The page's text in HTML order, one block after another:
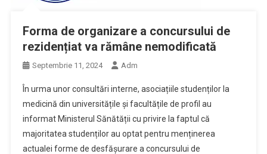
Forma de organizare a concursului de
rezidențiat va rămâne nemodificată
Septembrie 11, 2024 Adm
În urma unor consultări interne, asociațiile studenților la
medicină din universitățile și facultățile de profil au
informat Ministerul Sănătății cu privire la faptul că
majoritatea studenților au optat pentru menținerea
actualei forme de desfășurare a concursului de